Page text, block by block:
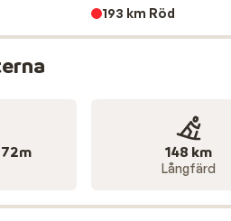
mångsidiga – från
med allt från
för par, kompisgäng och
193 km Röd
148 km
Långfärd